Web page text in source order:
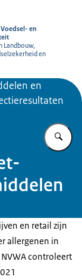
en
Landbouw,
en
en
en retail zijn
allergenen in
controleert